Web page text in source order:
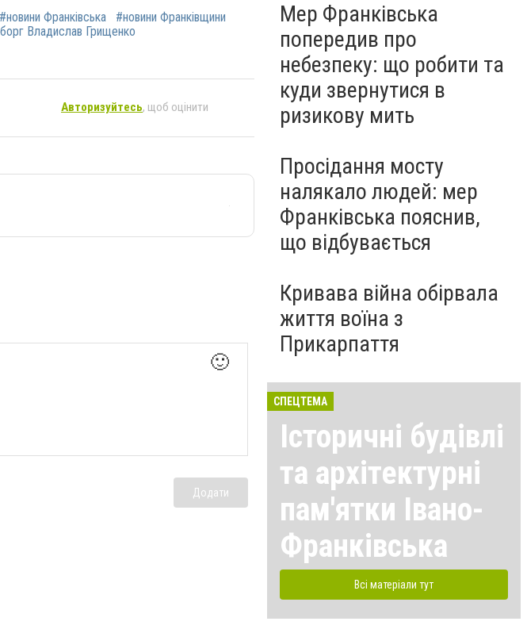
#новини Франківська
#новини Франківщини
Владислав Грищенко
Авторизуйтесь, щоб оцінити
🙂
Додати
Мер Франківська
попередив про
небезпеку: що робити та
куди звернутися в
ризикову мить
Просідання мосту
налякало людей: мер
Франківська пояснив,
що відбувається
Кривава війна обірвала
життя воїна з
Прикарпаття
СПЕЦТЕМА
Історичні будівлі
та архітектурні
пам'ятки Івано-
Франківська
Всі матеріали тут